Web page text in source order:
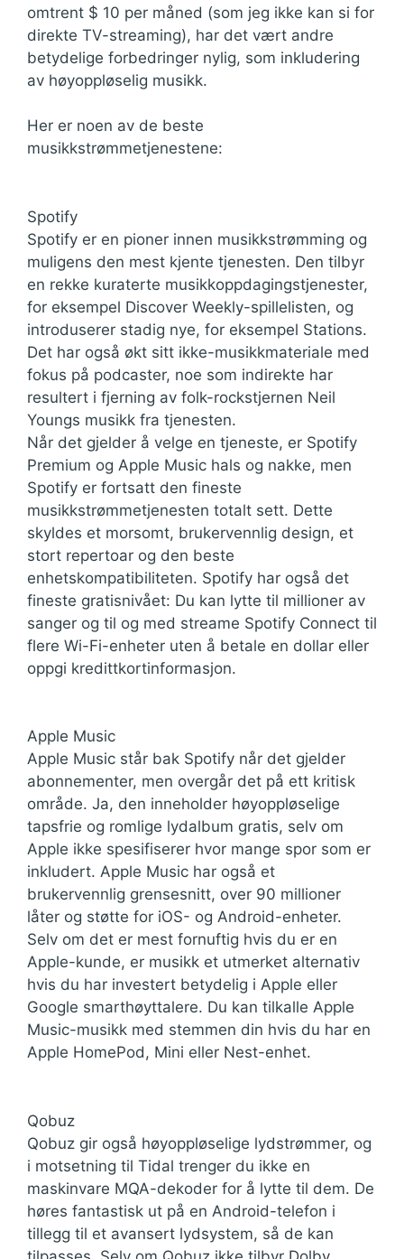
omtrent $ 10 per måned (som jeg ikke kan si for
direkte TV-streaming), har det vært andre
betydelige forbedringer nylig, som inkludering
av høyoppløselig musikk.
Her er noen av de beste
musikkstrømmetjenestene:
Spotify
Spotify er en pioner innen musikkstrømming og
muligens den mest kjente tjenesten. Den tilbyr
en rekke kuraterte musikkoppdagingstjenester,
for eksempel Discover Weekly-spillelisten, og
introduserer stadig nye, for eksempel Stations.
Det har også økt sitt ikke-musikkmateriale med
fokus på podcaster, noe som indirekte har
resultert i fjerning av folk-rockstjernen Neil
Youngs musikk fra tjenesten.
Når det gjelder å velge en tjeneste, er Spotify
Premium og Apple Music hals og nakke, men
Spotify er fortsatt den fineste
musikkstrømmetjenesten totalt sett. Dette
skyldes et morsomt, brukervennlig design, et
stort repertoar og den beste
enhetskompatibiliteten. Spotify har også det
fineste gratisnivået: Du kan lytte til millioner av
sanger og til og med streame Spotify Connect til
flere Wi-Fi-enheter uten å betale en dollar eller
oppgi kredittkortinformasjon.
Apple Music
Apple Music står bak Spotify når det gjelder
abonnementer, men overgår det på ett kritisk
område. Ja, den inneholder høyoppløselige
tapsfrie og romlige lydalbum gratis, selv om
Apple ikke spesifiserer hvor mange spor som er
inkludert. Apple Music har også et
brukervennlig grensesnitt, over 90 millioner
låter og støtte for iOS- og Android-enheter.
Selv om det er mest fornuftig hvis du er en
Apple-kunde, er musikk et utmerket alternativ
hvis du har investert betydelig i Apple eller
Google smarthøyttalere. Du kan tilkalle Apple
Music-musikk med stemmen din hvis du har en
Apple HomePod, Mini eller Nest-enhet.
Qobuz
Qobuz gir også høyoppløselige lydstrømmer, og
i motsetning til Tidal trenger du ikke en
maskinvare MQA-dekoder for å lytte til dem. De
høres fantastisk ut på en Android-telefon i
tillegg til et avansert lydsystem, så de kan